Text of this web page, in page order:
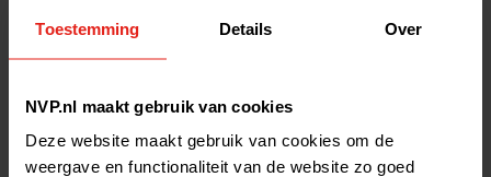
Toestemming Details Over
NVP.nl maakt gebruik van cookies
Deze website maakt gebruik van cookies om de
weergave en functionaliteit van de website zo goed
dan wel verbetert.
toelichting op private equity en de zorg.
Tags: wetsvoorstel winstuitkering zorg archief